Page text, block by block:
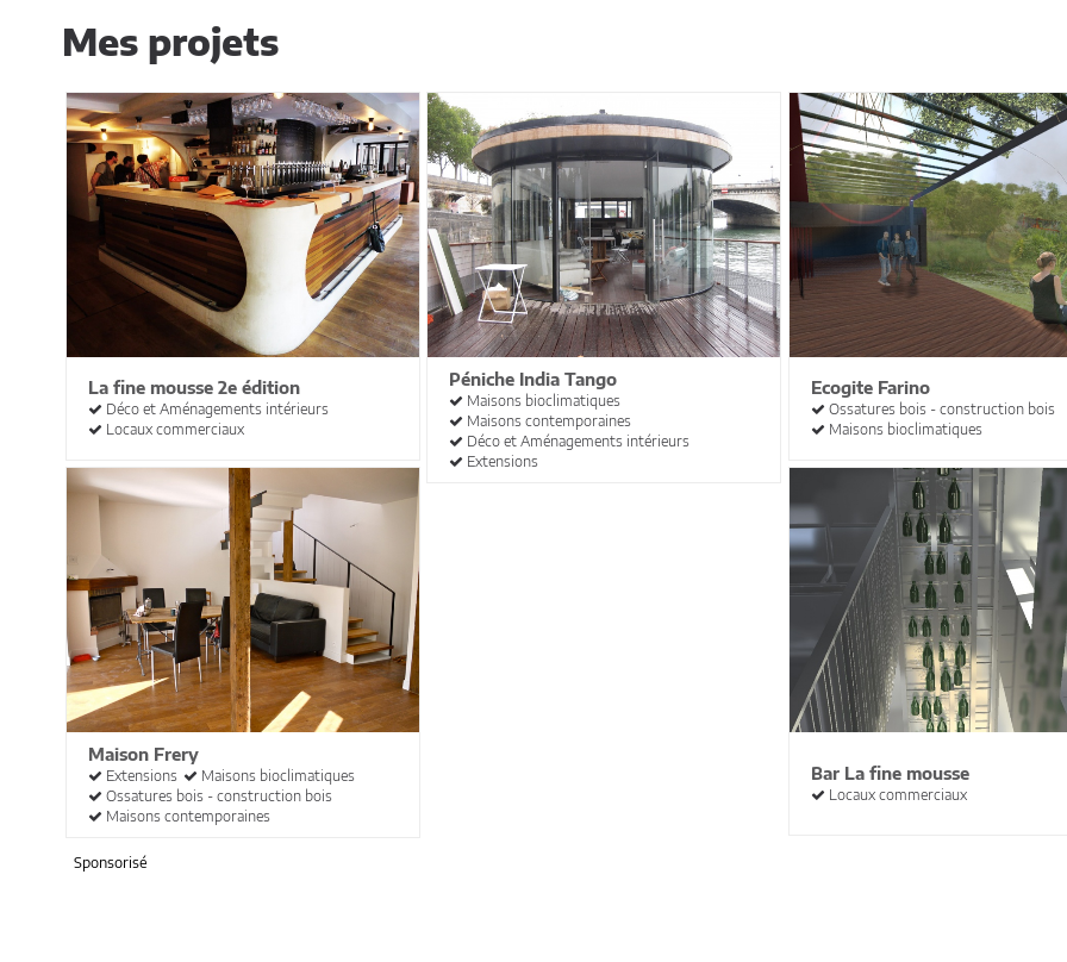
Mes projets
La fine mousse 2e édition
Déco et Aménagements intérieurs
Locaux commerciaux
Péniche India Tango
Maisons bioclimatiques
Maisons contemporaines
Déco et Aménagements intérieurs
Extensions
Ecogite Farino
Ossatures bois - construction bois
Maisons bioclimatiques
Maison Frery
Extensions
Maisons bioclimatiques
Ossatures bois - construction bois
Maisons contemporaines
Sponsorisé
Bar La fine mousse
Locaux commerciaux